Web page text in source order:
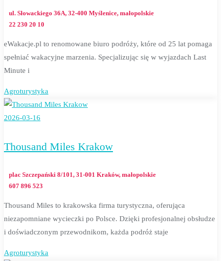
ul. Słowackiego 36A, 32-400 Myślenice, małopolskie
22 230 20 10
eWakacje.pl to renomowane biuro podróży, które od 25 lat pomaga
spełniać wakacyjne marzenia. Specjalizując się w wyjazdach Last
Minute i
Agroturystyka
2026-03-16
Thousand Miles Krakow
plac Szczepański 8/101, 31-001 Kraków, małopolskie
607 896 523
Thousand Miles to krakowska firma turystyczna, oferująca
niezapomniane wycieczki po Polsce. Dzięki profesjonalnej obsłudze
i doświadczonym przewodnikom, każda podróż staje
Agroturystyka